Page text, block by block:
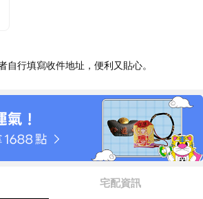
自行填寫收件地址，便利又貼心。
宅配資訊